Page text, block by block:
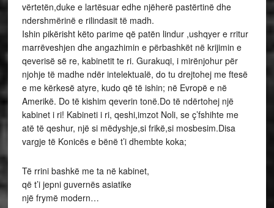
vërtetën,duke e lartësuar edhe njëherë pastërtinë dhe
ndershmërinë e rilindasit të madh.
Ishin pikërisht këto parime që patën lindur ,ushqyer e rritur
marrëveshjen dhe angazhimin e përbashkët në krijimin e
qeverisë së re, kabinetit te ri. Gurakuqi, i mirënjohur për
njohje të madhe ndër intelektualë, do tu drejtohej me ftesë
e me kërkesë atyre, kudo që të ishin; në Evropë e në
Amerikë. Do të kishim qeverin tonë.Do të ndërtohej një
kabinet i ri! Kabineti i ri, qeshi,imzot Noli, se ç’fshihte me
atë të qeshur, një si mëdyshje,si frikë,si mosbesim.Disa
vargje të Konicës e bënë t’i dhembte koka;
Të rrini bashkë me ta në kabinet,
që t’i jepni guvernës asiatike
një frymë modern…